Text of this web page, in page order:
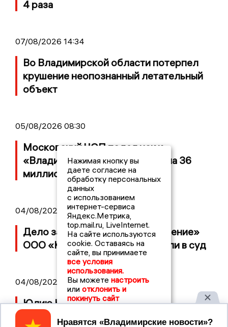
4 раза
07/08/2026 14:34
Во Владимирской области потерпел
крушение неопознанный летательный
объект
05/08/2026 08:30
Московский ЧОП подал иск к
«Владимирскому стандарту» на 36
миллионов рублей
04/08/2026 15:40
Дело застройщика ЖК «Поколение»
ООО «Капитал Строй» передали в суд
04/08/2026 11:36
Юлию Калистову официально
представили в должности прокурора
Нажимая кнопку вы
даете согласие на
обработку персональных
данных
с использованием
интернет-сервиса
Яндекс.Метрика,
top.mail.ru, LiveInternet.
На сайте используются
cookie. Оставаясь на
сайте, вы принимаете
все условия
использования.
Вы можете настроить
или отклонить и
покинуть сайт
Принять